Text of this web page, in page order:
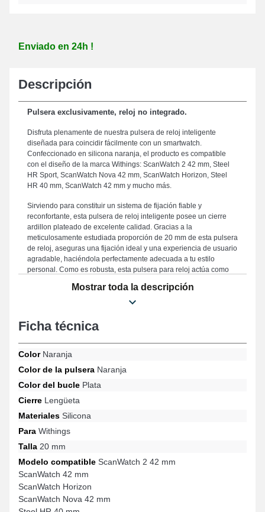
Enviado en 24h !
Descripción
Pulsera exclusivamente, reloj no integrado.
Disfruta plenamente de nuestra pulsera de reloj inteligente
diseñada para coincidir fácilmente con un smartwatch.
Confeccionado en silicona naranja, el producto es compatible
con el diseño de la marca Withings: ScanWatch 2 42 mm, Steel
HR Sport, ScanWatch Nova 42 mm, ScanWatch Horizon, Steel
HR 40 mm, ScanWatch 42 mm y mucho más.
Sirviendo para constituir un sistema de fijación fiable y
reconfortante, esta pulsera de reloj inteligente posee un cierre
ardillon plateado de excelente calidad. Gracias a la
meticulosamente estudiada proporción de 20 mm de esta pulsera
de reloj, aseguras una fijación ideal y una experiencia de usuario
agradable, haciéndola perfectamente adecuada a tu estilo
personal. Como es robusta, esta pulsera para reloj actúa como
desgastada. El color naranja chic de este tipo de pulsera de reloj
ha sido diseñado para los aficionados que buscan una simbiosis
perfectamente con los criterios de los usuarios exigentes.
modelo resalta una sujeción óptima y es compatible con las
referencias Steel HR Sport, ScanWatch Nova 42 mm, Steel HR
40 mm, ScanWatch 42 mm, ScanWatch 2 42 mm, ScanWatch
Horizon y muchos más de la marca Withings. Esta hermosa
pulsera Withings armoniza perfectamente con una amplia
selección de modelos de la marca.
Mostrar toda la descripción
Ficha técnica
ColorNaranja
Color de la pulsera Naranja
Color del bucle Plata
Cierre Lengüeta
Materiales Silicona
Para Withings
Talla 20 mm
Modelo compatible ScanWatch 2 42 mm
ScanWatch 42 mm
ScanWatch Horizon
ScanWatch Nova 42 mm